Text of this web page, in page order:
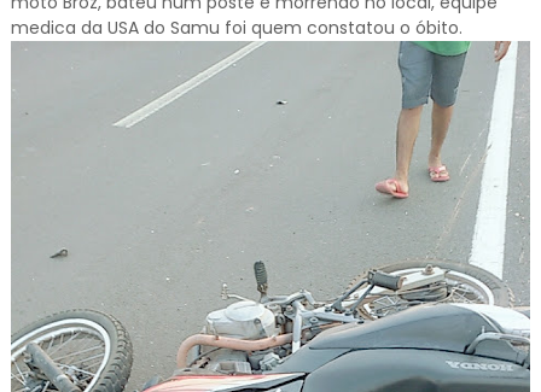
medica da USA do Samu foi quem constatou o óbito.